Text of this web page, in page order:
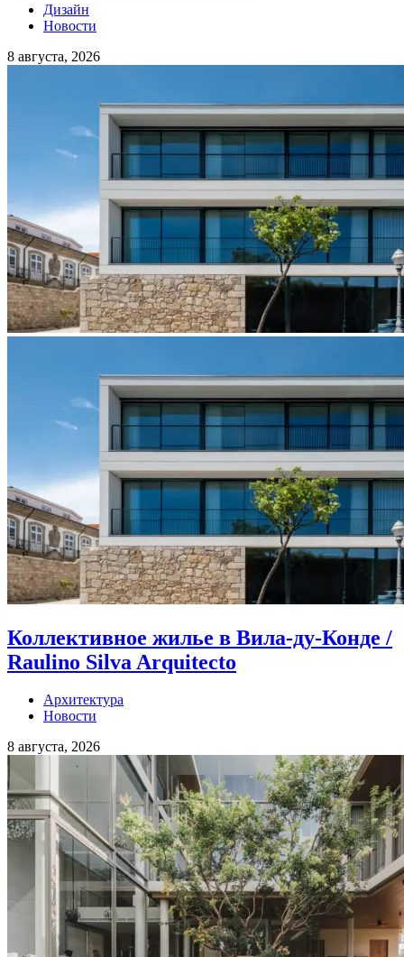
Дизайн
Новости
8 августа, 2026
Коллективное жилье в Вила-ду-Конде /
Raulino Silva Arquitecto
Архитектура
Новости
8 августа, 2026